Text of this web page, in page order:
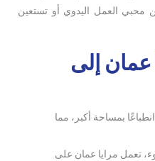
محبي العمل اليدوي أو تستعين
عمان إلى
انطباعًا بمساحة أكبر، مما
تعمل مرايا عمان على